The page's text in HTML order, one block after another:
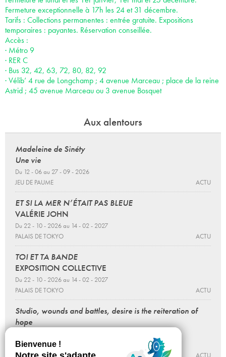
Fermeture exceptionnelle à 17h les 24 et 31 décembre.
Tarifs : Collections permanentes : entrée gratuite. Expositions
temporaires : payantes. Réservation conseillée.
Accès :
· Métro 9
· RER C
· Bus 32, 42, 63, 72, 80, 82, 92
· Vélib’ 4 rue de Longchamp ; 4 avenue Marceau ; place de la reine
Astrid ; 45 avenue Marceau ou 3 avenue Bosquet
Aux alentours
Madeleine de Sinéty
Une vie
Du 12 - 06 au 27 - 09 - 2026
JEU DE PAUME
ACTU
ET SI LA MER N’ÉTAIT PAS BLEUE
VALÉRIE JOHN
Du 22 - 10 - 2026 au 14 - 02 - 2027
PALAIS DE TOKYO
ACTU
TOI ET TA BANDE
EXPOSITION COLLECTIVE
Du 22 - 10 - 2026 au 14 - 02 - 2027
PALAIS DE TOKYO
ACTU
Studio, wounds and battles, desire is the reiteration of
hope
Du 03 - 04 au 13 - 09 - 2026
PALAIS DE TOKYO
ACTU